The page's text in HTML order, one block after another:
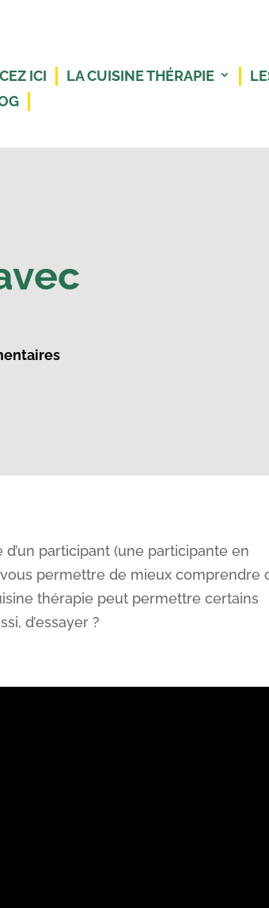
ICI LA CUISINE THÉRAPIE
participant (une participante en
permettre de mieux comprendre
thérapie peut permettre certains
d’essayer ?